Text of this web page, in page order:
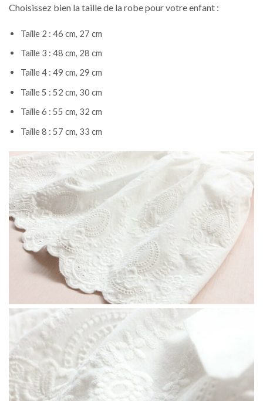
Choisissez bien la taille de la robe pour votre enfant :
Taille 2 : 46 cm, 27 cm
Taille 3 : 48 cm, 28 cm
Taille 4 : 49 cm, 29 cm
Taille 5 : 52 cm, 30 cm
Taille 6 : 55 cm, 32 cm
Taille 8 : 57 cm, 33 cm